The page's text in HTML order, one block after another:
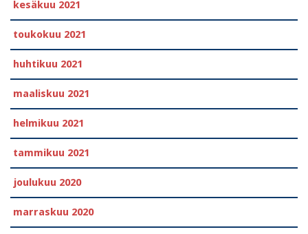
kesäkuu 2021
toukokuu 2021
huhtikuu 2021
maaliskuu 2021
helmikuu 2021
tammikuu 2021
joulukuu 2020
marraskuu 2020